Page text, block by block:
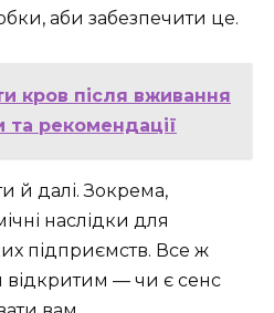
аби забезпечити це.
кров після вживання
рекомендації
й далі. Зокрема,
наслідки для
підприємств. Все ж
відкритим — чи є сенс